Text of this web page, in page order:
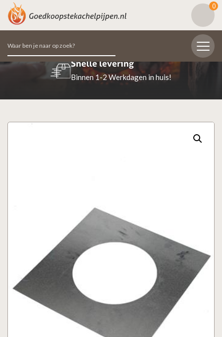
0
Zoeken
naar:
Beoordeeld met een 9.7
98% van de klanten beoordeeld ons positief